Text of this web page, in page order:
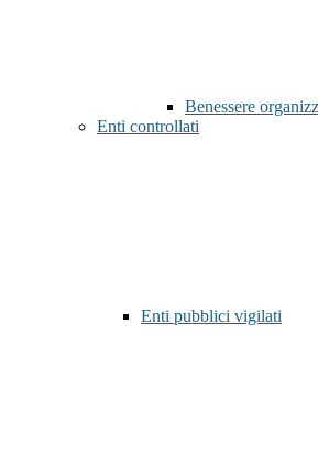
Benessere
Enti controllati
Enti pubblici vigilati